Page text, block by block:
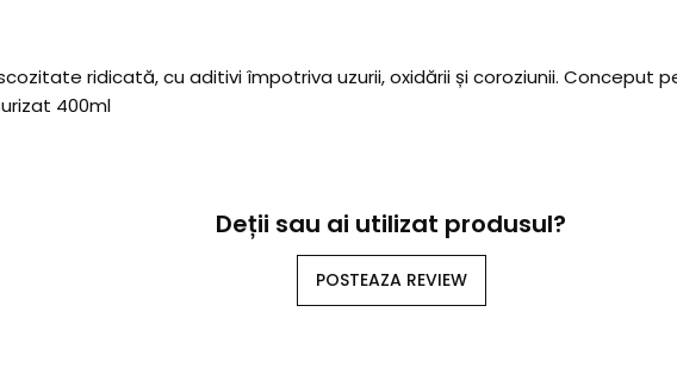
ridicată, cu aditivi împotriva uzurii, oxidării și coroziunii. Conceput
400ml
Deții sau ai utilizat produsul?
POSTEAZA REVIEW